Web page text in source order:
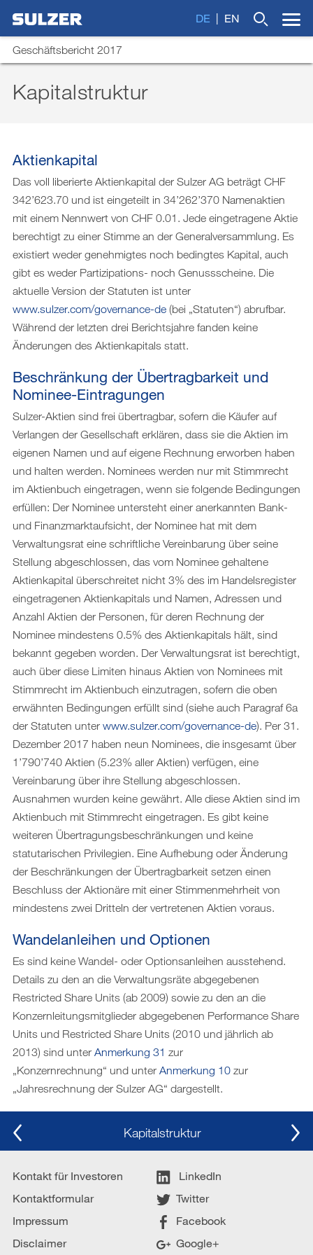
Geschäftsbericht 2017
DE EN
Fokus
Lagebericht
Nachhaltige Entwicklung
Corporate Governance
Vergütungsbericht
Finanzberichterstattung
Downloads
Kapitalstruktur
Aktienkapital
Das voll liberierte Aktienkapital der Sulzer AG beträgt CHF
342’623.70 und ist eingeteilt in 34’262’370 Namenaktien
mit einem Nennwert von CHF 0.01. Jede eingetragene Aktie
berechtigt zu einer Stimme an der Generalversammlung. Es
existiert weder genehmigtes noch bedingtes Kapital, auch
gibt es weder Partizipations- noch Genussscheine. Die
aktuelle Version der Statuten ist unter
www.sulzer.com/governance-de (bei „Statuten“) abrufbar.
Während der letzten drei Berichtsjahre fanden keine
Änderungen des Aktienkapitals statt.
Beschränkung der Übertragbarkeit und
Nominee-Eintragungen
Sulzer-Aktien sind frei übertragbar, sofern die Käufer auf
Verlangen der Gesellschaft erklären, dass sie die Aktien im
eigenen Namen und auf eigene Rechnung erworben haben
und halten werden. Nominees werden nur mit Stimmrecht
im Aktienbuch eingetragen, wenn sie folgende Bedingungen
erfüllen: Der Nominee untersteht einer anerkannten Bank-
und Finanzmarktaufsicht, der Nominee hat mit dem
Verwaltungsrat eine schriftliche Vereinbarung über seine
Stellung abgeschlossen, das vom Nominee gehaltene
Aktienkapital überschreitet nicht 3% des im Handelsregister
eingetragenen Aktienkapitals und Namen, Adressen und
Anzahl Aktien der Personen, für deren Rechnung der
Nominee mindestens 0.5% des Aktienkapitals hält, sind
bekannt gegeben worden. Der Verwaltungsrat ist berechtigt,
auch über diese Limiten hinaus Aktien von Nominees mit
Stimmrecht im Aktienbuch einzutragen, sofern die oben
erwähnten Bedingungen erfüllt sind (siehe auch Paragraf 6a
der Statuten unter www.sulzer.com/governance-de). Per 31.
Dezember 2017 haben neun Nominees, die insgesamt über
1’790’740 Aktien (5.23% aller Aktien) verfügen, eine
Vereinbarung über ihre Stellung abgeschlossen.
Ausnahmen wurden keine gewährt. Alle diese Aktien sind im
Aktienbuch mit Stimmrecht eingetragen. Es gibt keine
weiteren Übertragungsbeschränkungen und keine
statutarischen Privilegien. Eine Aufhebung oder Änderung
der Beschränkungen der Übertragbarkeit setzen einen
Beschluss der Aktionäre mit einer Stimmenmehrheit von
mindestens zwei Dritteln der vertretenen Aktien voraus.
Wandelanleihen und Optionen
Es sind keine Wandel- oder Optionsanleihen ausstehend.
Details zu den an die Verwaltungsräte abgegebenen
Restricted Share Units (ab 2009) sowie zu den an die
Konzernleitungsmitglieder abgegebenen Performance Share
Units und Restricted Share Units (2010 und jährlich ab
2013) sind unter Anmerkung 31 zur
„Konzernrechnung“ und unter Anmerkung 10 zur
„Jahresrechnung der Sulzer AG“ dargestellt.
Kapitalstruktur
Kontakt für Investoren
Kontaktformular
Impressum
Disclaimer
LinkedIn
Twitter
Facebook
Google+